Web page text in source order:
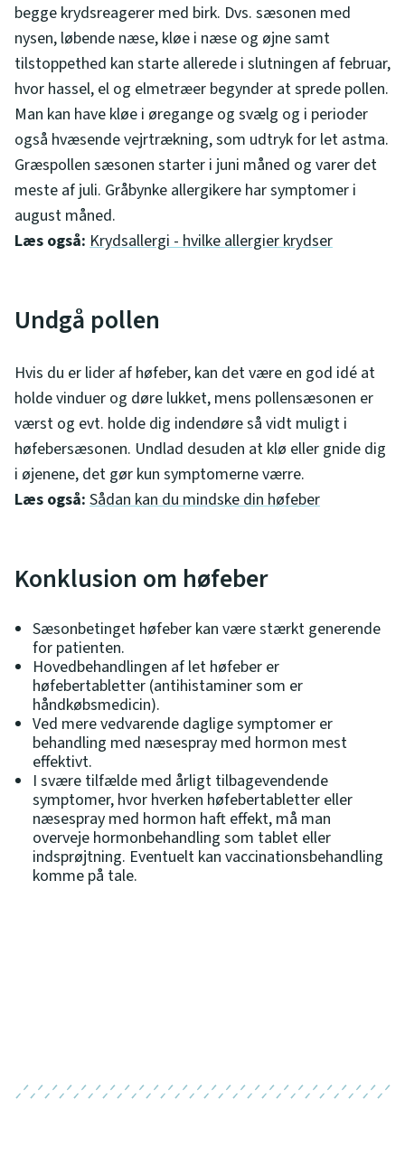
begge krydsreagerer med birk. Dvs. sæsonen med
nysen, løbende næse, kløe i næse og øjne samt
tilstoppethed kan starte allerede i slutningen af februar,
hvor hassel, el og elmetræer begynder at sprede pollen.
Man kan have kløe i øregange og svælg og i perioder
også hvæsende vejrtrækning, som udtryk for let astma.
Græspollen sæsonen starter i juni måned og varer det
meste af juli. Gråbynke allergikere har symptomer i
august måned.
Læs også: Krydsallergi - hvilke allergier krydser
Undgå pollen
Hvis du er lider af høfeber, kan det være en god idé at
holde vinduer og døre lukket, mens pollensæsonen er
værst og evt. holde dig indendøre så vidt muligt i
høfebersæsonen. Undlad desuden at klø eller gnide dig
i øjenene, det gør kun symptomerne værre.
Læs også: Sådan kan du mindske din høfeber
Konklusion om høfeber
Sæsonbetinget høfeber kan være stærkt generende
for patienten.
Hovedbehandlingen af let høfeber er
høfebertabletter (antihistaminer som er
håndkøbsmedicin).
Ved mere vedvarende daglige symptomer er
behandling med næsespray med hormon mest
effektivt.
I svære tilfælde med årligt tilbagevendende
symptomer, hvor hverken høfebertabletter eller
næsespray med hormon haft effekt, må man
overveje hormonbehandling som tablet eller
indsprøjtning. Eventuelt kan vaccinationsbehandling
komme på tale.